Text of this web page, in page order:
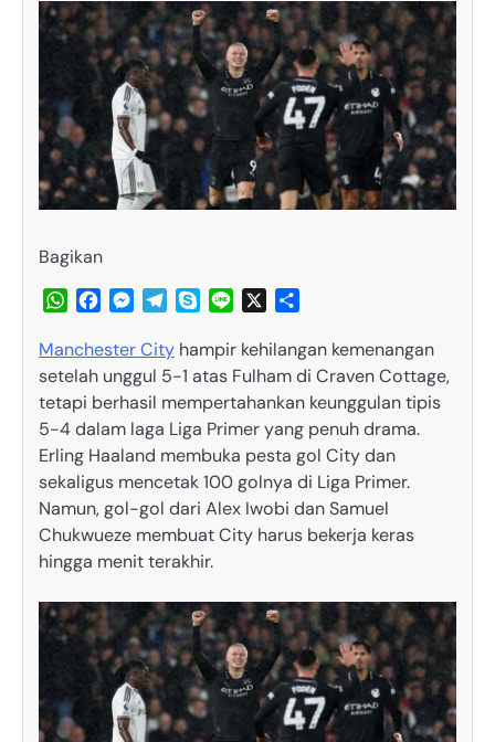
Bagikan
WhatsApp
FacebookMessenger
TelegramSkypeLine
Manchester City hampir kehilangan kemenangan
setelah unggul 5-1 atas Fulham di Craven Cottage,
tetapi berhasil mempertahankan keunggulan tipis
5-4 dalam laga Liga Primer yang penuh drama.
Erling Haaland membuka pesta gol City dan
sekaligus mencetak 100 golnya di Liga Primer.
Namun, gol-gol dari Alex Iwobi dan Samuel
Chukwueze membuat City harus bekerja keras
hingga menit terakhir.